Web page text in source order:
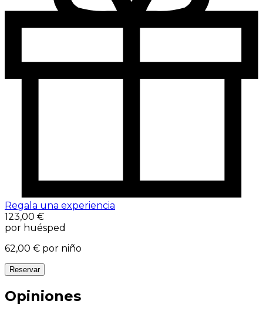
Regala una experiencia
123,00 €
por huésped
62,00 € por niño
Reservar
Opiniones